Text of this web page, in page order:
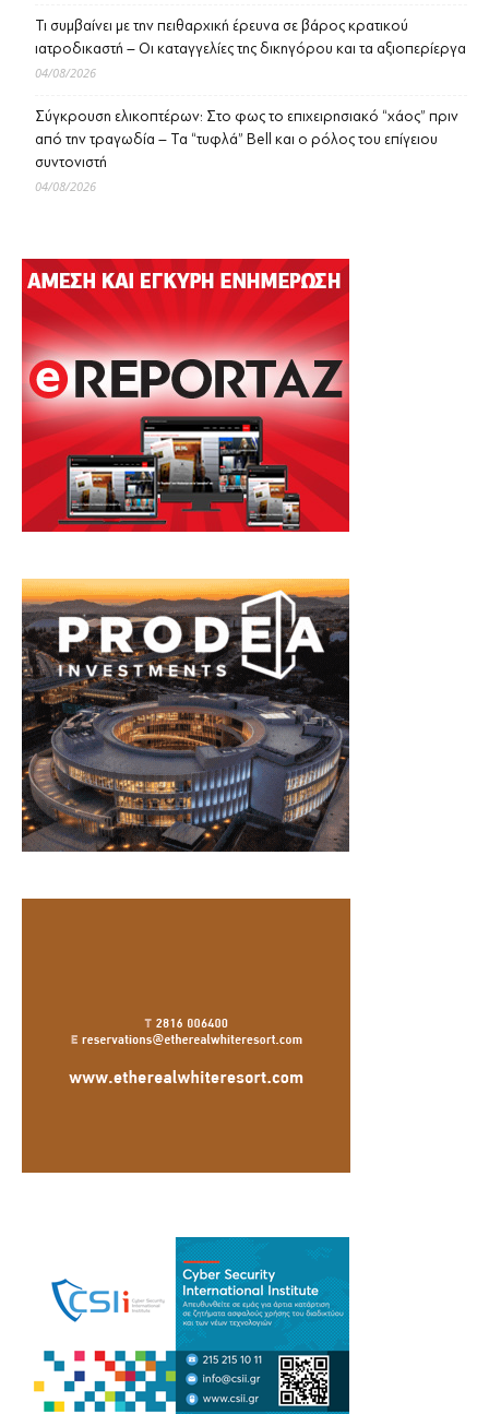
Τι συμβαίνει με την πειθαρχική έρευνα σε βάρος κρατικού
ιατροδικαστή – Οι καταγγελίες της δικηγόρου και τα αξιοπερίεργα
04/08/2026
Σύγκρουση ελικοπτέρων: Στο φως το επιχειρησιακό “χάος” πριν
από την τραγωδία – Τα “τυφλά” Bell και ο ρόλος του επίγειου
συντονιστή
04/08/2026